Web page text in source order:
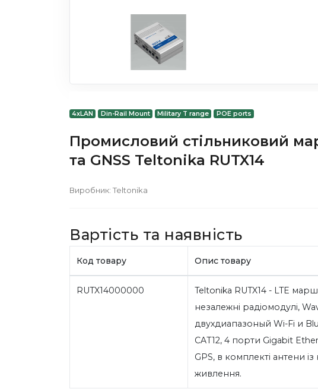
4xLAN Din-Rail Mount Military T range POE ports
Промисловий стільниковий
та GNSS Teltonika RUTX14
Виробник: Teltonika
Вартість та наявність
Код товару Опис товару
RUTX14000000
Teltonika RUTX14 - LTE
незалежні радіомодулі,
двухдиапазоный Wi-Fi и
CAT12, 4 порти Gigabit
GPS, в комплекті антени
живлення.